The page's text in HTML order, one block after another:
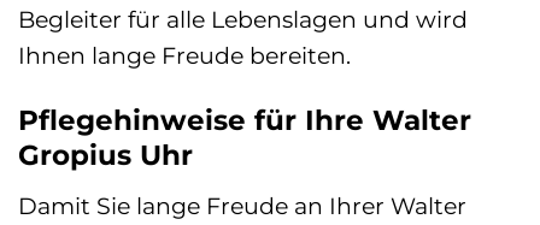
Begleiter für alle Lebenslagen und wird
Ihnen lange Freude bereiten.
Pflegehinweise für Ihre Walter
Gropius Uhr
Damit Sie lange Freude an Ihrer Walter